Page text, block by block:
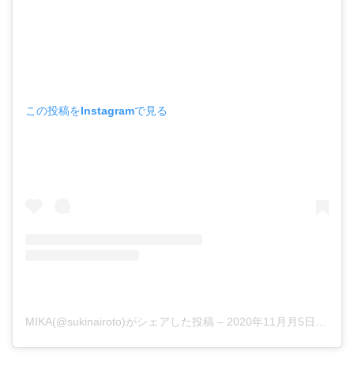
この投稿をInstagramで見る
MIKA(@sukinairoto)がシェアした投稿 – 2020年11月月5日午後9時57分PST